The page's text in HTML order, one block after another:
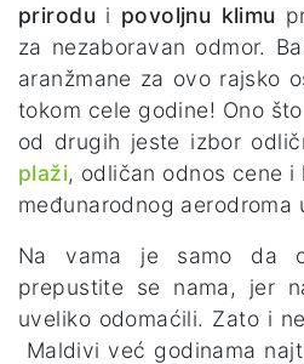
prirodui povoljnu klimu
za nezaboravan odmor.
aranžmane za ovo rajsko
tokom cele godine! Ono
od drugih jeste izbor
plaži, odličan odnos cene
međunarodnog aerodroma
Na vama je samo da
prepustite se nama, jer
uveliko odomaćili. Zato i
Maldivi već godinama